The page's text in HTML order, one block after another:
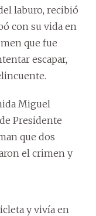
laburo, recibió
con su vida en
que fue
escapar,
Miguel
Presidente
que dos
el crimen y
y vivía en